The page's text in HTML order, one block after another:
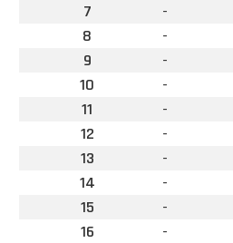
7
-
8
-
9
-
10
-
11
-
12
-
13
-
14
-
15
-
16
-